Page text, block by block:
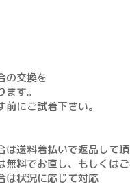
の交換を
す。
にご試着下さい。
は送料着払いで返品して
料でお直し、もしくはご
は状況に応じて対応